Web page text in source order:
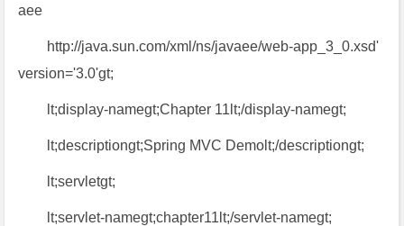
aee
http://java.sun.com/xml/ns/javaee/web-app_3_0.xsd'
version='3.0'gt;
lt;display-namegt;Chapter 11lt;/display-namegt;
lt;descriptiongt;Spring MVC Demolt;/descriptiongt;
lt;servletgt;
lt;servlet-namegt;chapter11lt;/servlet-namegt;